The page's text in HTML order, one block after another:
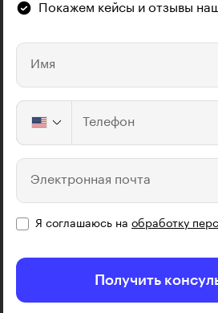
Покажем кейсы и отзывы
Имя
Телефон
Электронная почта
Я соглашаюсь на обработку
Получить